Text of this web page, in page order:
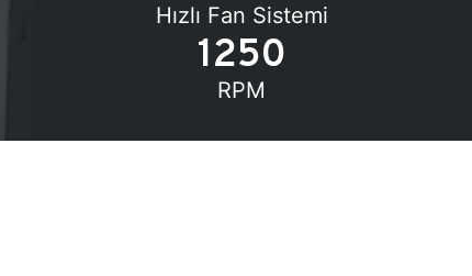
Hızlı Fan Sistemi
1250
RPM